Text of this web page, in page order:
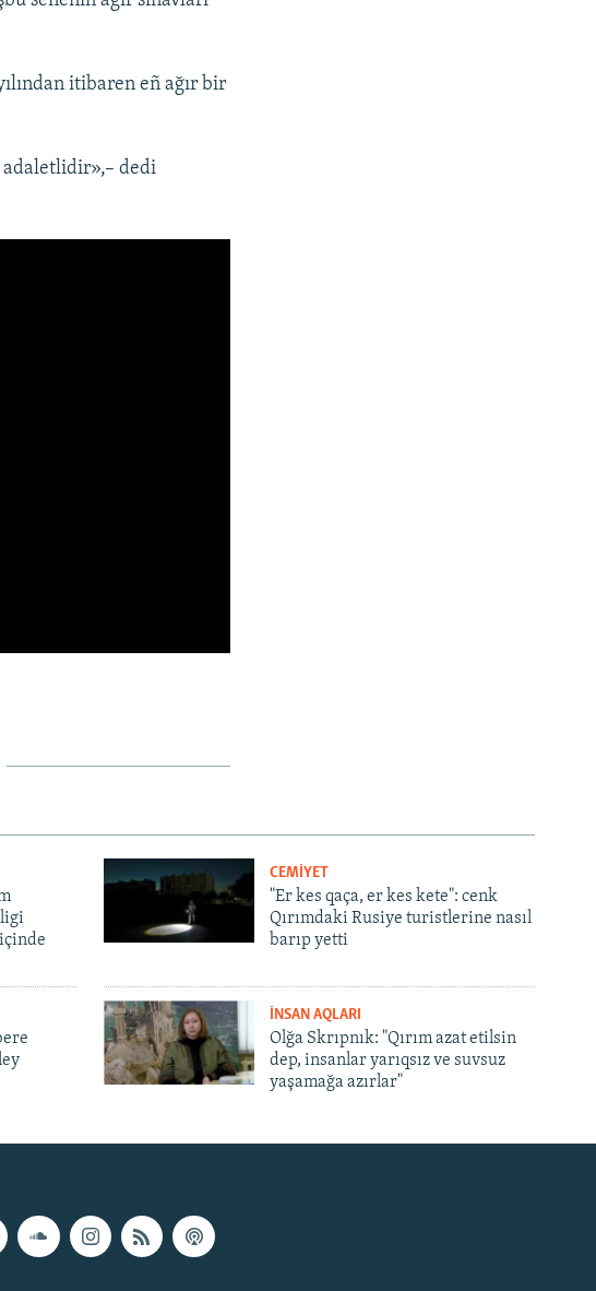
itibaren eñ ağır bir
adaletlidir»,– dedi
CEMİYET
"Er kes qaça, er kes kete": cenk
Qırımdaki Rusiye turistlerine nasıl
barıp yetti
İNSAN AQLARI
Olğa Skrıpnık: "Qırım azat etilsin
dep, insanlar yarıqsız ve suvsuz
yaşamağa azırlar"